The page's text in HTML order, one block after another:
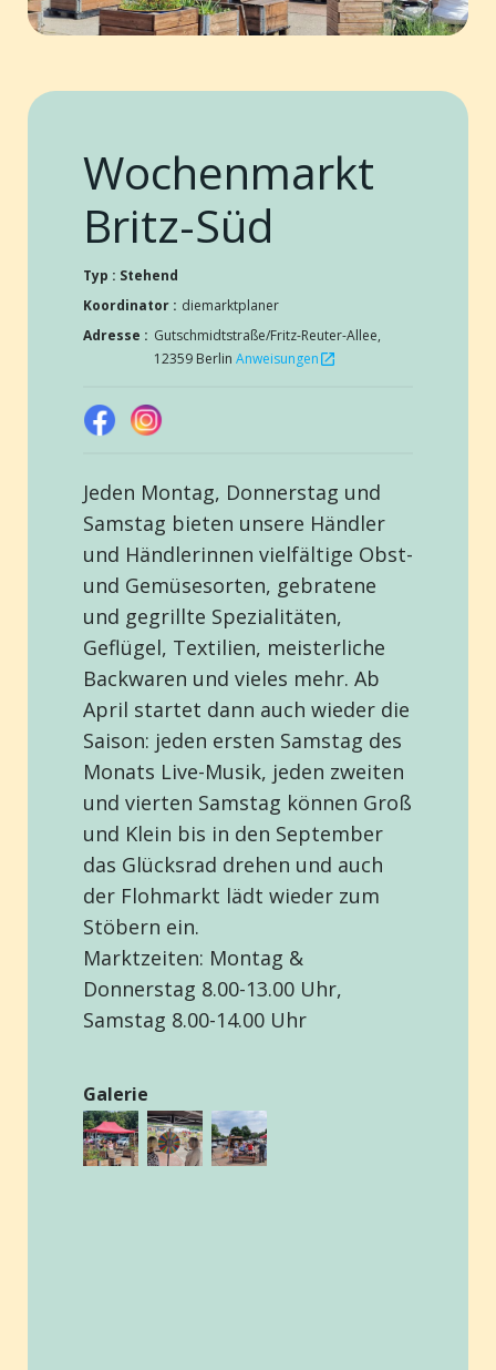
Wochenmarkt
Britz-Süd
Typ : Stehend
Koordinator : diemarktplaner
Adresse : Gutschmidtstraße/Fritz-Reuter-Allee,
12359 Berlin Anweisungenopen_in_new
Jeden Montag, Donnerstag und
Samstag bieten unsere Händler
und Händlerinnen vielfältige Obst-
und Gemüsesorten, gebratene
und gegrillte Spezialitäten,
Geflügel, Textilien, meisterliche
Backwaren und vieles mehr. Ab
April startet dann auch wieder die
Saison: jeden ersten Samstag des
Monats Live-Musik, jeden zweiten
und vierten Samstag können Groß
und Klein bis in den September
das Glücksrad drehen und auch
der Flohmarkt lädt wieder zum
Stöbern ein.
Marktzeiten: Montag &
Donnerstag 8.00-13.00 Uhr,
Samstag 8.00-14.00 Uhr
Galerie